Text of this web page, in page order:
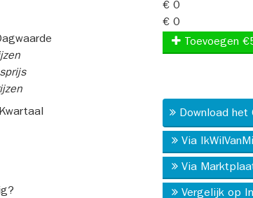
€ 0
€ 0
Toevoegen
Download
Via
Via
Vergelijk op